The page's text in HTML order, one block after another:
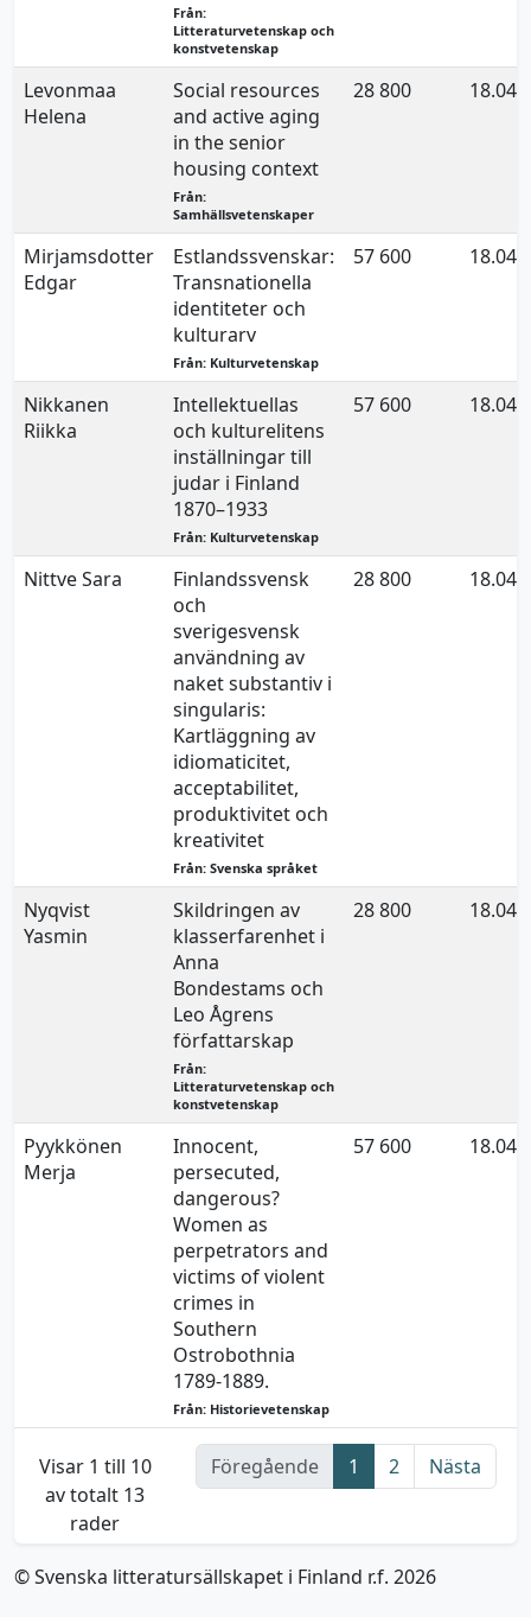
Från:
Litteraturvetenskap och
konstvetenskap
Levonmaa
Helena
Social resources
and active aging
in the senior
housing context
Från:
Samhällsvetenskaper
28 800
Mirjamsdotter
Edgar
Estlandssvenskar:
Transnationella
identiteter och
kulturarv
Från: Kulturvetenskap
57 600
Nikkanen
Riikka
Intellektuellas
och kulturelitens
inställningar till
judar i Finland
1870–1933
Från: Kulturvetenskap
57 600
Nittve Sara
Finlandssvensk
och
sverigesvensk
användning av
naket substantiv i
singularis:
Kartläggning av
idiomaticitet,
acceptabilitet,
produktivitet och
kreativitet
Från: Svenska språket
28 800
Nyqvist
Yasmin
Skildringen av
klasserfarenhet i
Anna
Bondestams och
Leo Ågrens
författarskap
Från:
Litteraturvetenskap och
konstvetenskap
28 800
Pyykkönen
Merja
Innocent,
persecuted,
dangerous?
Women as
perpetrators and
victims of violent
crimes in
Southern
Ostrobothnia
1789-1889.
Från: Historievetenskap
57 600
Visar 1 till 10
av totalt 13
rader
Föregående 1 2 Nästa
© Svenska litteratursällskapet i Finland r.f. 2026